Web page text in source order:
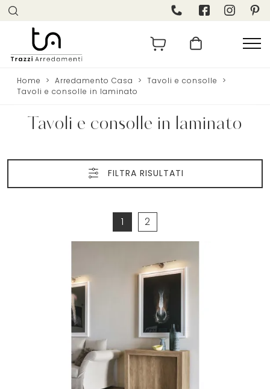
Home > Arredamento Casa > Tavoli e consolle
>
Tavoli e consolle in laminato
Tavoli e consolle in laminato
FILTRA RISULTATI
1 2